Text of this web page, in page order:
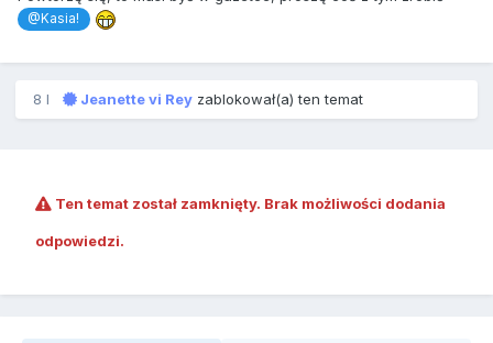
@Kasia!
8 l Jeanette vi Rey zablokował(a) ten temat
Ten temat został zamknięty. Brak możliwości dodania
odpowiedzi.